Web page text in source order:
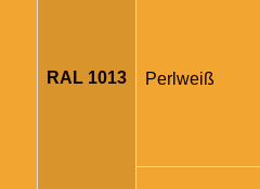
RAL 1013 Perlweiß